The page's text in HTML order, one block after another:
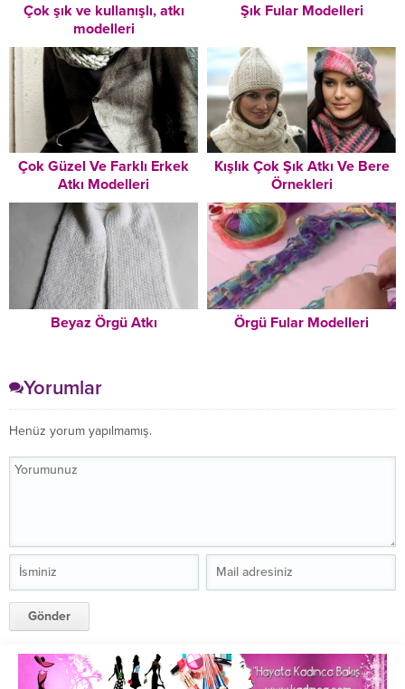
Çok şık ve kullanışlı, atkı
modelleri
Şık Fular Modelleri
Çok Güzel Ve Farklı Erkek
Atkı Modelleri
Kışlık Çok Şık Atkı Ve Bere
Örnekleri
Beyaz Örgü Atkı Örgü Fular Modelleri
Yorumlar
Henüz yorum yapılmamış.